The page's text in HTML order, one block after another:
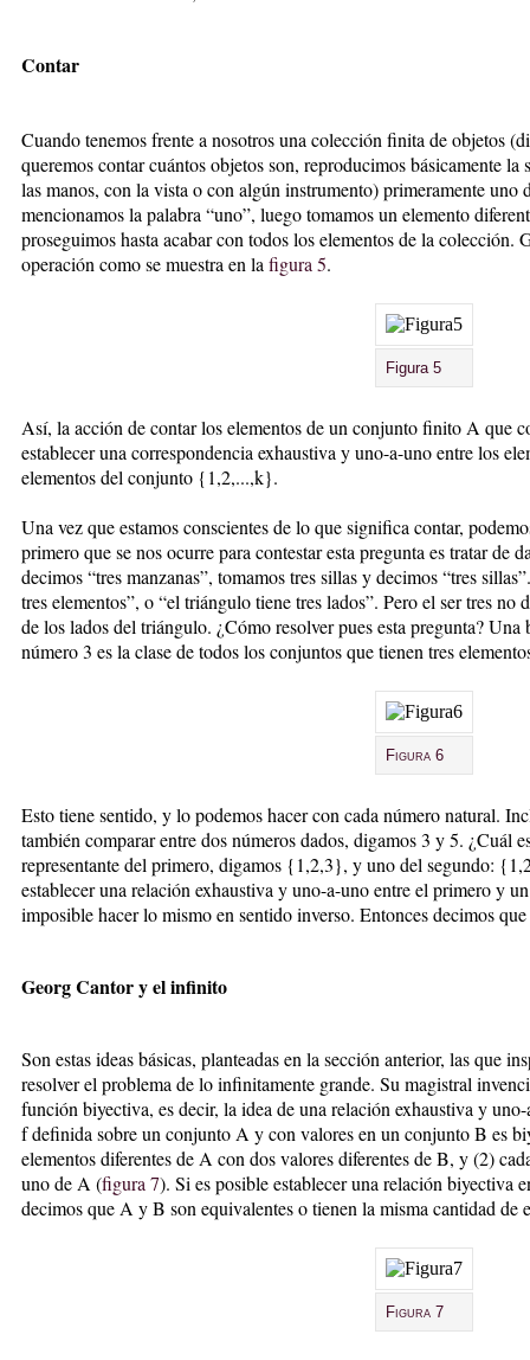
Contar
Cuando tenemos frente a nosotros una colección finita de objetos
queremos contar cuántos objetos son, reproducimos básicamente
las manos, con la vista o con algún instrumento) primeramente uno
mencionamos la palabra “uno”, luego tomamos un elemento
proseguimos hasta acabar con todos los elementos de la colección.
operación como se muestra en lafigura 5.
Figura 5
Así, la acción de contar los elementos de un conjunto finito A que
establecer una correspondencia exhaustiva y uno-a-uno entre los
elementos del conjunto {1,2,...,k}.
Una vez que estamos conscientes de lo que significa contar,
primero que se nos ocurre para contestar esta pregunta es tratar de
decimos “tres manzanas”, tomamos tres sillas y decimos “tres
tres elementos”, o “el triángulo tiene tres lados”. Pero el ser tres no
de los lados del triángulo. ¿Cómo resolver pues esta pregunta?
número 3 es la clase de todos los conjuntos que tienen tres
Figura 6
Esto tiene sentido, y lo podemos hacer con cada número natural.
también comparar entre dos números dados, digamos 3 y 5. ¿Cuál
representante del primero, digamos {1,2,3}, y uno del segundo:
establecer una relación exhaustiva y uno-a-uno entre el primero y
imposible hacer lo mismo en sentido inverso. Entonces decimos
Georg Cantor y el infinito
Son estas ideas básicas, planteadas en la sección anterior, las que
resolver el problema de lo infinitamente grande. Su magistral
función biyectiva, es decir, la idea de una relación exhaustiva y
f definida sobre un conjunto A y con valores en un conjunto B es
elementos diferentes de A con dos valores diferentes de B, y (2)
uno de A (figura 7). Si es posible establecer una relación biyectiva
decimos que A y B son equivalentes o tienen la misma cantidad de
Figura 7